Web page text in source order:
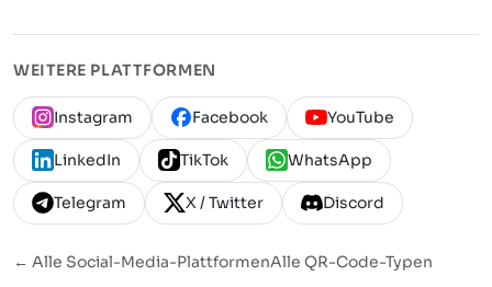
WEITERE PLATTFORMEN
Instagram Facebook YouTube
LinkedIn TikTok WhatsApp
Telegram X / Twitter Discord
← Alle Social-Media-PlattformenAlle QR-Code-Typen